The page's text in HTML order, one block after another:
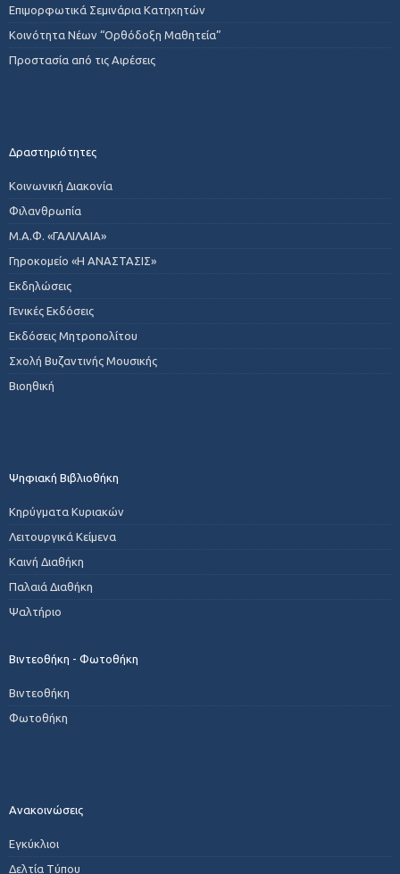
Επιμορφωτικά Σεμινάρια Κατηχητών
Κοινότητα Νέων “Ορθόδοξη Μαθητεία”
Προστασία από τις Αιρέσεις
Δραστηριότητες
Κοινωνική Διακονία
Φιλανθρωπία
Μ.Α.Φ. «ΓΑΛΙΛΑΙΑ»
Γηροκομείο «Η ΑΝΑΣΤΑΣΙΣ»
Εκδηλώσεις
Γενικές Εκδόσεις
Εκδόσεις Μητροπολίτου
Σχολή Βυζαντινής Μουσικής
Βιοηθική
Ψηφιακή Βιβλιοθήκη
Κηρύγματα Κυριακών
Λειτουργικά Κείμενα
Καινή Διαθήκη
Παλαιά Διαθήκη
Ψαλτήριο
Βιντεοθήκη - Φωτοθήκη
Βιντεοθήκη
Φωτοθήκη
Ανακοινώσεις
Εγκύκλιοι
Δελτία Τύπου